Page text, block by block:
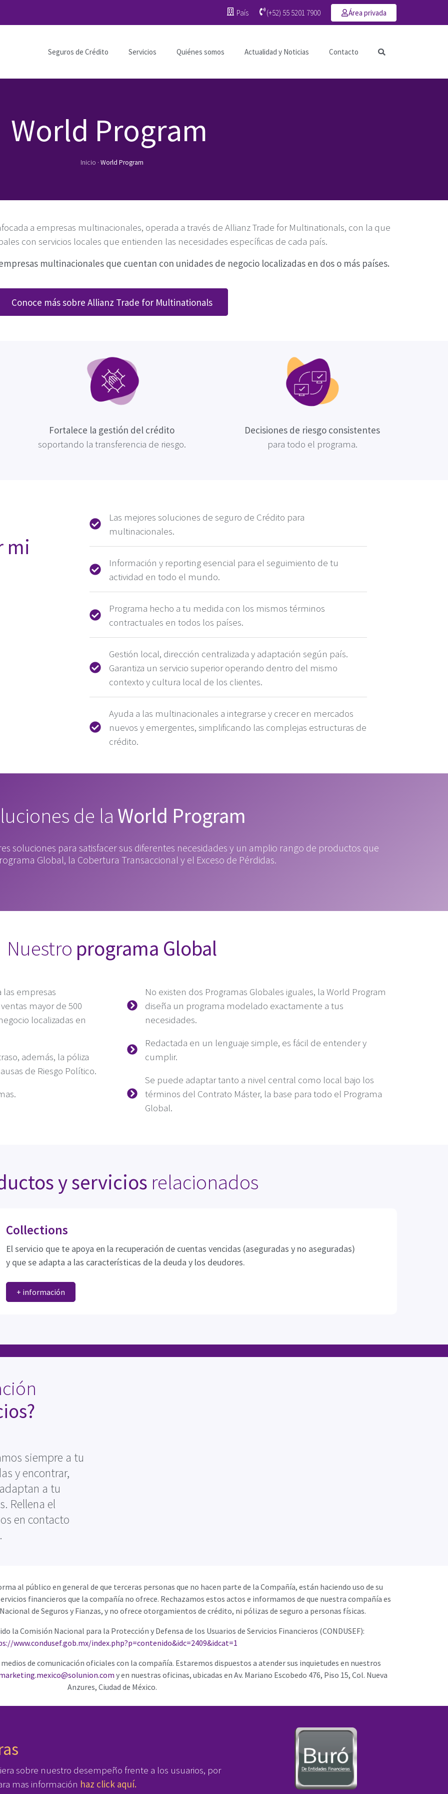
País (+52) 55 5201 7900 Área privada
Seguros de Crédito Servicios Quiénes somos Actualidad y Noticias Contacto
World Program
Inicio · World Program
a empresas multinacionales, operada a través de Allianz Trade for Multinationals, con la que
con servicios locales que entienden las necesidades específicas de cada país.
multinacionales que cuentan con unidades de negocio localizadas en dos o más países.
Conoce más sobre Allianz Trade for Multinationals
Fortalece la gestión del crédito
soportando la transferencia de riesgo.
Decisiones de riesgo consistentes
para todo el programa.
mi
Las mejores soluciones de seguro de Crédito para
multinacionales.
Información y reporting esencial para el seguimiento de tu
actividad en todo el mundo.
Programa hecho a tu medida con los mismos términos
contractuales en todos los países.
Gestión local, dirección centralizada y adaptación según país.
Garantiza un servicio superior operando dentro del mismo
contexto y cultura local de los clientes.
Ayuda a las multinacionales a integrarse y crecer en mercados
nuevos y emergentes, simplificando las complejas estructuras de
crédito.
de la World Program
soluciones para satisfacer sus diferentes necesidades y un amplio rango de productos que
Global, la Cobertura Transaccional y el Exceso de Pérdidas.
Nuestro programa Global
las empresas
mayor de 500
localizadas en
además, la póliza
de Riesgo Político.
No existen dos Programas Globales iguales, la World Program
diseña un programa modelado exactamente a tus
necesidades.
Redactada en un lenguaje simple, es fácil de entender y
cumplir.
Se puede adaptar tanto a nivel central como local bajo los
términos del Contrato Máster, la base para todo el Programa
Global.
y servicios relacionados
Collections
El servicio que te apoya en la recuperación de cuentas vencidas (aseguradas y no aseguradas)
y que se adapta a las características de la deuda y los deudores.
+ información
siempre a tu
y encontrar,
a tu
Rellena el
en contacto
al público en general de que terceras personas que no hacen parte de la Compañía, están haciendo uso de su
financieros que la compañía no ofrece. Rechazamos estos actos e informamos de que nuestra compañía es
de Seguros y Fianzas, y no ofrece otorgamientos de crédito, ni pólizas de seguro a personas físicas.
la Comisión Nacional para la Protección y Defensa de los Usuarios de Servicios Financieros (CONDUSEF):
www.condusef.gob.mx/index.php?p=contenido&idc=2409&idcat=1
de comunicación oficiales con la compañía. Estaremos dispuestos a atender sus inquietudes en nuestros
y en nuestras oficinas, ubicadas en Av. Mariano Escobedo 476, Piso 15, Col. Nueva
Anzures, Ciudad de México.
sobre nuestro desempeño frente a los usuarios, por
mas información haz click aquí.